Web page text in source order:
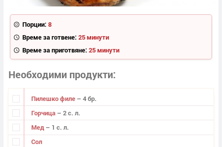
Порции: 8
Време за готвене: 25 минути
Време за приготвяне: 25 минути
Необходими продукти
Пилешко филе – 4 бр.
Горчица – 2 с. л.
Мед – 1 с. л.
Сол